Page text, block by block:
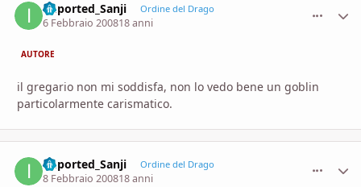
imported_Sanji Ordine del Drago
6 Febbraio 200818 anni
AUTORE
il gregario non mi soddisfa, non lo vedo bene un goblin
particolarmente carismatico.
imported_Sanji Ordine del Drago
8 Febbraio 200818 anni